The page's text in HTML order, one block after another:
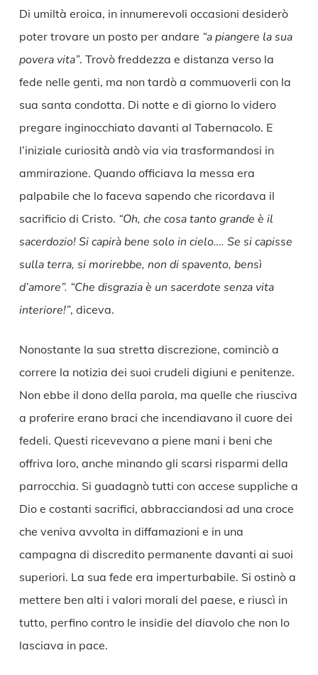
Di umiltà eroica, in innumerevoli occasioni desiderò
poter trovare un posto per andare “a piangere la sua
povera vita”. Trovò freddezza e distanza verso la
fede nelle genti, ma non tardò a commuoverli con la
sua santa condotta. Di notte e di giorno lo videro
pregare inginocchiato davanti al Tabernacolo. E
l’iniziale curiosità andò via via trasformandosi in
ammirazione. Quando officiava la messa era
palpabile che lo faceva sapendo che ricordava il
sacrificio di Cristo. “Oh, che cosa tanto grande è il
sacerdozio! Si capirà bene solo in cielo…. Se si capisse
sulla terra, si morirebbe, non di spavento, bensì
d’amore”. “Che disgrazia è un sacerdote senza vita
interiore!”, diceva.
Nonostante la sua stretta discrezione, cominciò a
correre la notizia dei suoi crudeli digiuni e penitenze.
Non ebbe il dono della parola, ma quelle che riusciva
a proferire erano braci che incendiavano il cuore dei
fedeli. Questi ricevevano a piene mani i beni che
offriva loro, anche minando gli scarsi risparmi della
parrocchia. Si guadagnò tutti con accese suppliche a
Dio e costanti sacrifici, abbracciandosi ad una croce
che veniva avvolta in diffamazioni e in una
campagna di discredito permanente davanti ai suoi
superiori. La sua fede era imperturbabile. Si ostinò a
mettere ben alti i valori morali del paese, e riuscì in
tutto, perfino contro le insidie del diavolo che non lo
lasciava in pace.